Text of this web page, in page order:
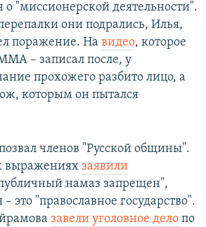
о "миссионерской деятельности".
они подрались, Илья,
поражение. На видео, которое
– записал после, у
прохожего разбито лицо, а
которым он пытался
членов "Русской общины".
выражениях заявили
намаз запрещен",
это "православное государство".
завели уголовное дело по